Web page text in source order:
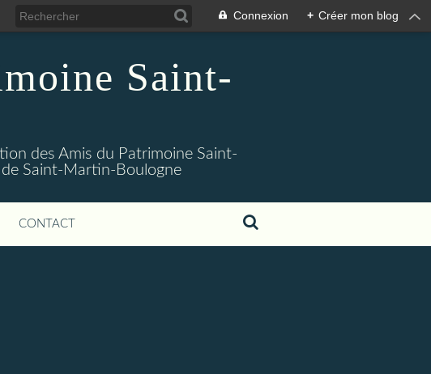
Connexion + Créer mon blog
Saint-
des Amis du Patrimoine Saint-
Saint-Martin-Boulogne
CONTACT